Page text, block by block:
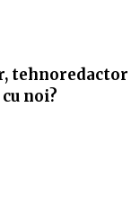
tehnoredactor
noi?